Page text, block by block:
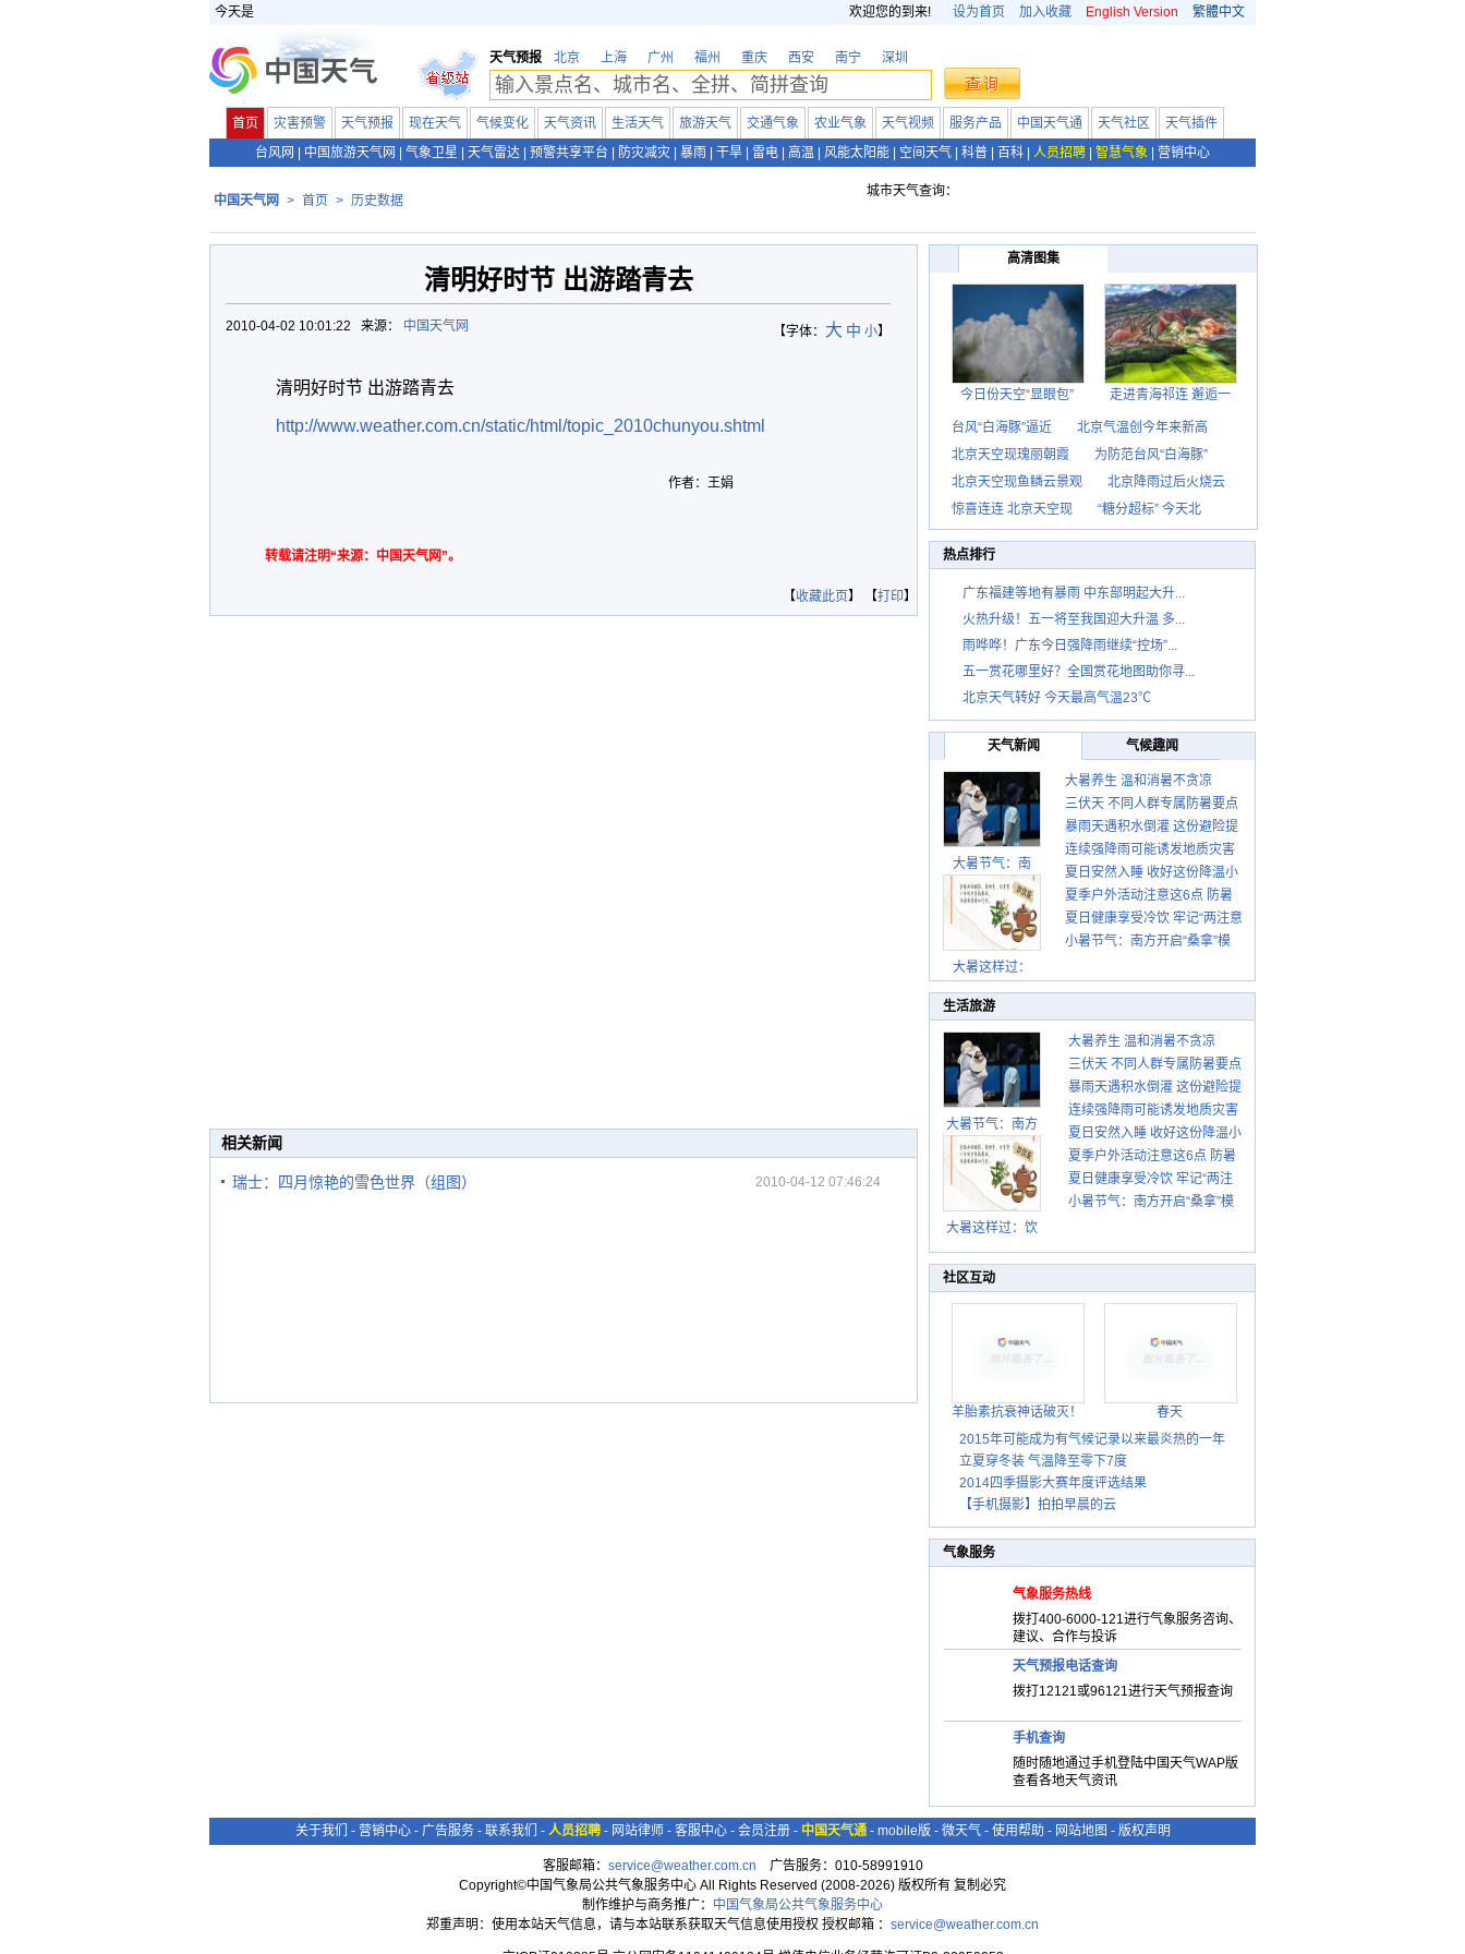
今天是 欢迎您的到来! 设为首页 加入收藏 English Version 繁體中文
天气预报 北京 上海 广州 福州 重庆 西安 南宁 深圳
首页 灾害预警 天气预报 现在天气 气候变化 天气资讯 生活天气 旅游天气 交通气象 农业气象 天气视频 服务产品 中国天气通 天气社区
天气插件
台风网
中国旅游天气网 气象卫星 天气雷达 预警共享平台 防灾减灾 暴雨 干旱 雷电 高温 风能太阳能 空间天气 科普 百科 人员招聘 智慧气象 营销中心
中国天气网 > 首页 > 历史数据
城市天气查询：
清明好时节 出游踏青去
【字体： 大 中 小】
2010-04-02 10:01:22 来源： 中国天气网
清明好时节 出游踏青去
http://www.weather.com.cn/static/html/topic_2010chunyou.shtml
作者：王娟
转载请注明“来源：中国天气网”。
【收藏此页】 【打印】
相关新闻
瑞士：四月惊艳的雪色世界（组图） 2010-04-12 07:46:24
高清图集
今日份天空“显眼包” 走进青海祁连 邂逅一
台风“白海豚”逼近
北京气温创今年来新高
北京天空现瑰丽朝霞
为防范台风“白海豚”
北京天空现鱼鳞云景观
北京降雨过后火烧云
惊
惊喜连连 北京天空现 “糖分超标” 今天北
热点排行
广东福建等地有暴雨 中东部明起大升...
火热升级！五一将至我国迎大升温 多...
雨哗哗！广东今日强降雨继续“控场”...
五一赏花哪里好？全国赏花地图助你寻...
北京天气转好 今天最高气温23℃
天气新闻 气候趣闻
大暑节气：南
大暑这样过：
大暑养生 温和消暑不贪凉
三伏天 不同人群专属防暑要点
请收好
暴雨天遇积水倒灌 这份避险提
示请收好
连续强降雨可能诱发地质灾害
这些前兆要知道
夏日安然入睡 收好这份降温小
贴士
夏季户外活动注意这6点 防暑
健身两不误
夏日健康享受冷饮 牢记“两注意
一控制”
小暑节气：南方开启“桑拿”模
生活旅游
大暑节气：南方
暑热盛行防伏旱
北方雨季陆续开
启
大暑这样过：饮
湿热保健康
大暑养生 温和消暑不贪凉
三伏天 不同人群专属防暑要点
请收好
暴雨天遇积水倒灌 这份避险提
示请收好
连续强降雨可能诱发地质灾害
这些前兆要知道
夏日安然入睡 收好这份降温小
贴士
夏季户外活动注意这6点 防暑
健身两不误
夏日健康享受冷饮 牢记“两注
意一控制”
小暑节气：南方开启“桑拿”模
社区互动
羊胎素抗衰神话破灭！
春天
2015年可能成为有气候记录以来最炎热的一年
立夏穿冬装 气温降至零下7度
2014四季摄影大赛年度评选结果
【手机摄影】拍拍早晨的云
气象服务
气象服务热线
拨打400-6000-121进行气象服务咨询、
建议、合作与投诉
天气预报电话查询
拨打12121或96121进行天气预报查询
手机查询
随时随地通过手机登陆中国天气WAP版
查看各地天气资讯
关于我们 - 营销中心 - 广告服务 - 联系我们 - 人员招聘 - 网站律师 - 客服中心 - 会员注册 - 中国天气通 - mobile版 - 微天气 - 使用帮助 - 网站地图 - 版权声明
客服邮箱： service@weather.com.cn 广告服务：010-58991910
Copyright©中国气象局公共气象服务中心 All Rights Reserved (2008-2026) 版权所有 复制必究
制作维护与商务推广： 中国气象局公共气象服务中心
郑重声明：使用本站天气信息，请与本站联系获取天气信息使用授权 授权邮箱 ： service@weather.com.cn